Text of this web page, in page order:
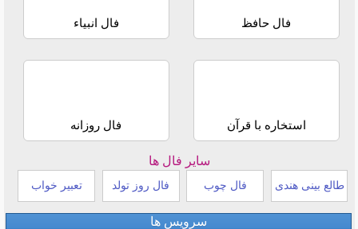
فال حافظ فال انبیاء
استخاره با قرآن فال روزانه
سایر فال ها
طالع بینی هندی فال چوب فال روز تولد تعبیر خواب
سرویس ها